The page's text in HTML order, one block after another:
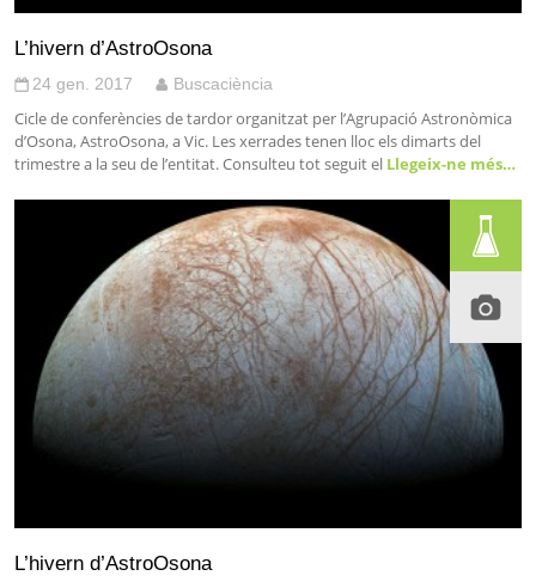
L’hivern d’AstroOsona
24 gen. 2017 Buscaciència
Cicle de conferències de tardor organitzat per l’Agrupació Astronòmica
d’Osona, AstroOsona, a Vic. Les xerrades tenen lloc els dimarts del
trimestre a la seu de l’entitat. Consulteu tot seguit el Llegeix-ne més…
L’hivern d’AstroOsona